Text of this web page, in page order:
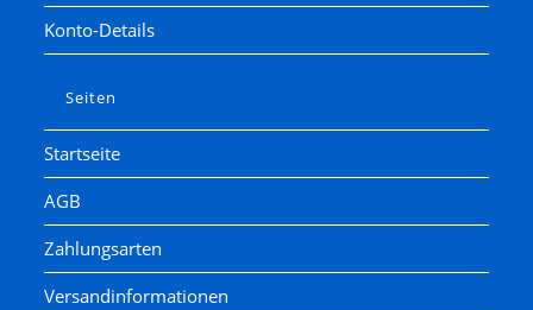
Konto-Details
Seiten
Startseite
AGB
Zahlungsarten
Versandinformationen